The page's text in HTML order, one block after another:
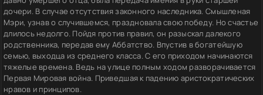
дочери. В случае отсутствия законного наследника. Смышленая
Мэри, узнав о случившемся, праздновала свою победу. Но счастье
длилось недолго. Пойдя против правил, он разыскал далекого
родственника, передав ему Аббатство. Впустив в богатейшую
семью, выходца из среднего класса. С его приходом начинаются
тяжелые времена. Ведь на улице полным ходом разворачивается
Первая Мировая война. Приведшая к падению аристократических
нравов и принципов.